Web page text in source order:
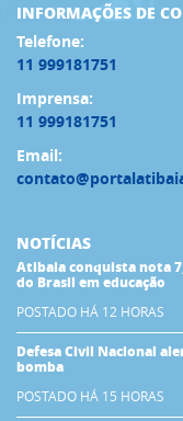
INFORMAÇÕES DE
Telefone:
11 999181751
Imprensa:
11 999181751
Email:
NOTÍCIAS
Atibaia conquista nota
do Brasil em educação
POSTADO HÁ 12 HORAS
Defesa Civil Nacional
bomba
POSTADO HÁ 15 HORAS